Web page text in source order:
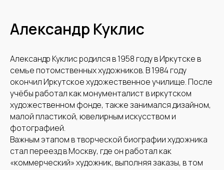
Александр Куклис
Александр Куклис родился в 1958 году в Иркутске в
семье потомственных художников. В 1984 году
окончил Иркутское художественное училище. После
учёбы работал как монументалист в иркутском
художественном фонде, также занимался дизайном,
малой пластикой, ювелирным искусством и
фотографией.
Важным этапом в творческой биографии художника
стал переезд в Москву, где он работал как
«коммерческий» художник, выполняя заказы, в том